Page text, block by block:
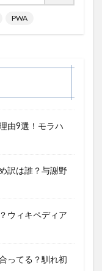
PWA
由9選！モラハ
訳は誰？与謝野
ウィキペディア
ってる？馴れ初